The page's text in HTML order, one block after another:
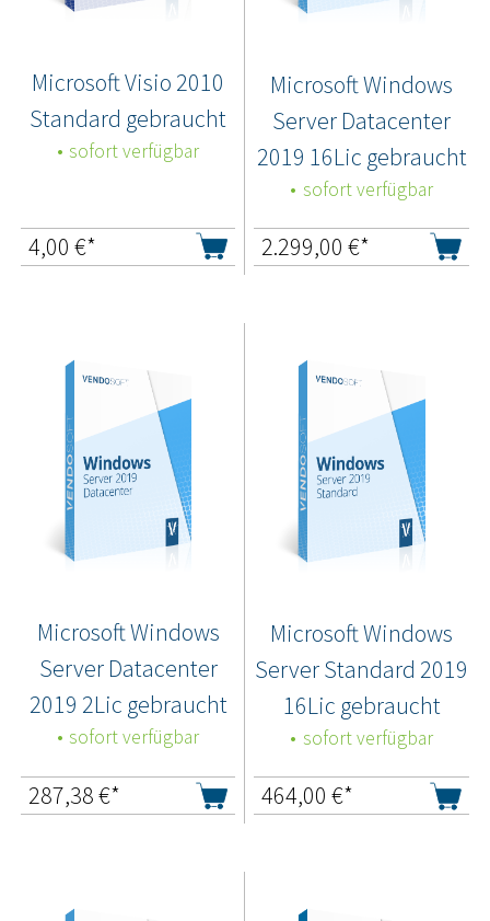
Microsoft Visio 2010
Standard gebraucht
sofort verfügbar
4,00 €*
Microsoft Windows
Server Datacenter
2019 16Lic gebraucht
sofort verfügbar
2.299,00 €*
Microsoft Windows
Server Datacenter
2019 2Lic gebraucht
sofort verfügbar
287,38€*
Microsoft Windows
Server Standard 2019
16Lic gebraucht
sofort verfügbar
464,00 €*